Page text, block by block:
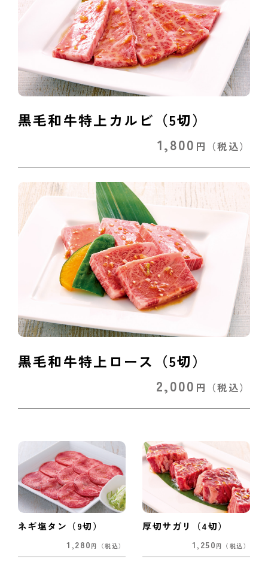
黒毛和牛特上カルビ（5切）
1,800 円 （税込）
黒毛和牛特上ロース（5切）
2,000 円 （税込）
ネギ塩タン（9切）
1,280 円 （税込）
厚切サガリ（4切）
1,250 円 （税込）